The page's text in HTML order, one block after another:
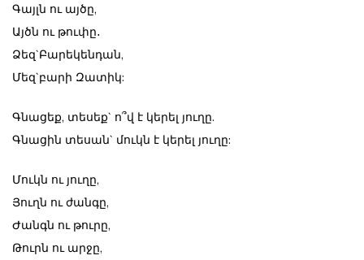
Գայլն ու այծը,
Այծն ու թուփը․
Ձեզ`Բարեկենդան,
Մեզ`բարի Զատիկ:
Գնացեք, տեսեք` ո՞վ է կերել յուղը.
Գնացին տեսան` մուկն է կերել յուղը:
Մուկն ու յուղը,
Յուղն ու ժանգը,
Ժանգն ու թուրը,
Թուրն ու արջը,